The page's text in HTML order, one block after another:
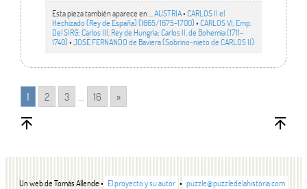
Esta pieza también aparece en ... AUSTRIA•CARLOS II el
Hechizado (Rey de España) (1665/1675-1700)•CARLOS VI, Emp.
Del SIRG; Carlos III, Rey de Hungría; Carlos II, de Bohemia (1711-
1740)•JOSÉ FERNANDO de Baviera (Sobrino-nieto de CARLOS II)
1 2 3 ... 16 »
Un web de Tomás Allende • El proyecto y su autor • puzzle@puzzledelahistoria.com